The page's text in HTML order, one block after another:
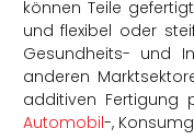
können Teile
und flexibel oder
Gesundheits- und
anderen
additiven Fertigung
Automobil-,